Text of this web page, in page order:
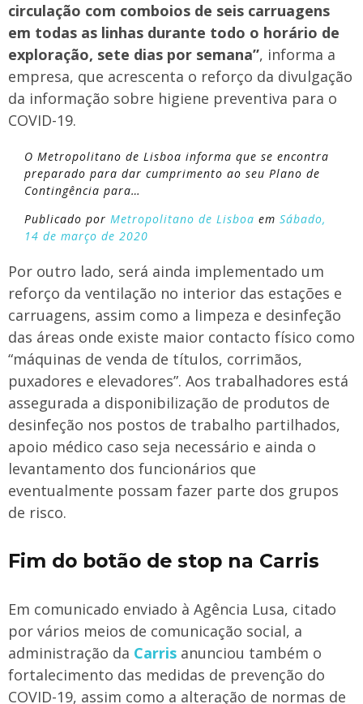
circulação com comboios de seis carruagens
em todas as linhas durante todo o horário de
exploração, sete dias por semana”, informa a
empresa, que acrescenta o reforço da divulgação
da informação sobre higiene preventiva para o
COVID-19.
O Metropolitano de Lisboa informa que se encontra
preparado para dar cumprimento ao seu Plano de
Contingência para…
Publicado por Metropolitano de Lisboa em Sábado,
14 de março de 2020
Por outro lado, será ainda implementado um
reforço da ventilação no interior das estações e
carruagens, assim como a limpeza e desinfeção
das áreas onde existe maior contacto físico como
“máquinas de venda de títulos, corrimãos,
puxadores e elevadores”. Aos trabalhadores está
assegurada a disponibilização de produtos de
desinfeção nos postos de trabalho partilhados,
apoio médico caso seja necessário e ainda o
levantamento dos funcionários que
eventualmente possam fazer parte dos grupos
de risco.
Fim do botão de stop na Carris
Em comunicado enviado à Agência Lusa, citado
por vários meios de comunicação social, a
administração da Carris anunciou também o
fortalecimento das medidas de prevenção do
COVID-19, assim como a alteração de normas de